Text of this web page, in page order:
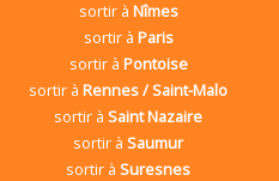
sortir à Nîmes
sortir à Paris
sortir à Pontoise
sortir àRennes / Saint-Malo
sortir àSaint Nazaire
sortir àSaumur
sortir àSuresnes